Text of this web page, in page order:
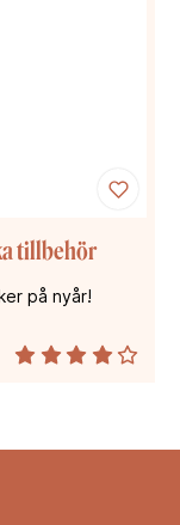
tillbehör
på nyår!